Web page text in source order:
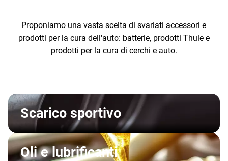
Proponiamo una vasta scelta di svariati accessori e
prodotti per la cura dell'auto: batterie, prodotti Thule e
prodotti per la cura di cerchi e auto.
Scarico sportivo
Oli e lubrificanti